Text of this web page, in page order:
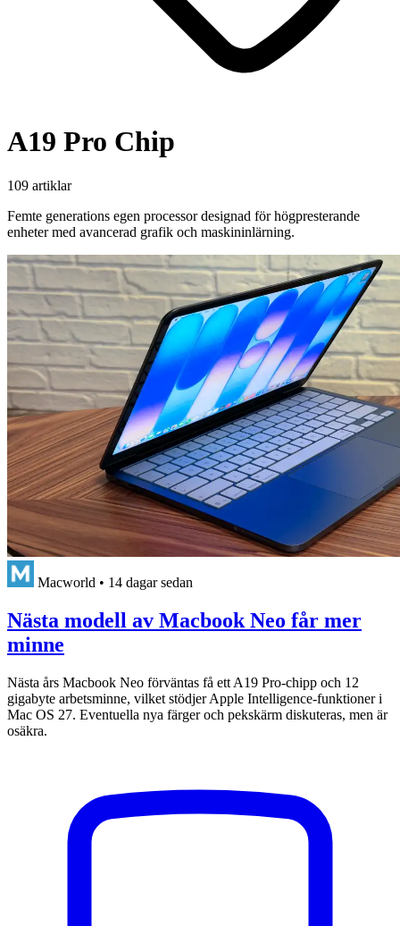
A19 Pro Chip
109 artiklar
Femte generations egen processor designad för högpresterande
enheter med avancerad grafik och maskininlärning.
Macworld • 14 dagar sedan
Nästa modell av Macbook Neo får mer
minne
Nästa års Macbook Neo förväntas få ett A19 Pro-chipp och 12
gigabyte arbetsminne, vilket stödjer Apple Intelligence-funktioner i
Mac OS 27. Eventuella nya färger och pekskärm diskuteras, men är
osäkra.